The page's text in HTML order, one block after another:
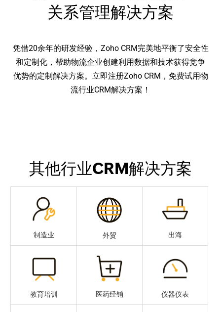
关系管理解决方案
凭借20余年的研发经验，Zoho CRM完美地平衡了安全性
和定制化，帮助物流企业创建利用数据和技术获得竞争
优势的定制解决方案。立即注册Zoho CRM，免费试用物
流行业CRM解决方案！
其他行业CRM解决方案
制造业 外贸 出海
教育培训 医药经销 仪器仪表